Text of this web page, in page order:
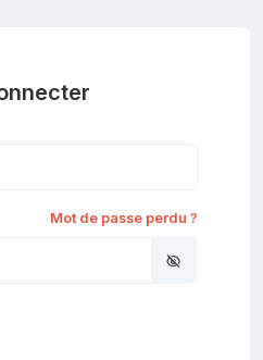
Mot de passe perdu ?